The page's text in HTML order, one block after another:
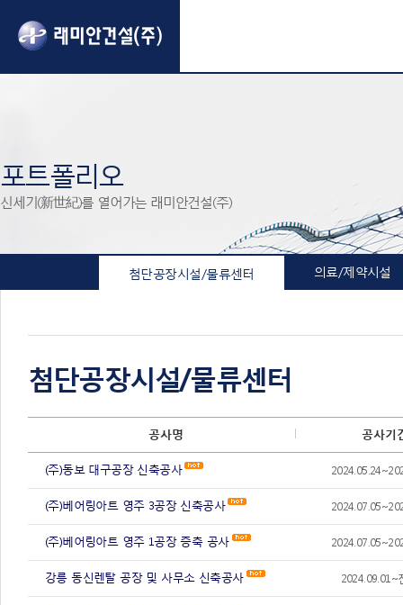
포트폴리오
신세기(新世紀)를 열어가는 래미안건설(주)
첨단공장시설/물류센터 의료/제약시설
첨단공장시설/물류센터
공사명 공사기
(주)동보 대구공장 신축공사
(주)베어링아트 영주 3공장 신축공사
(주)베어링아트 영주 1공장 증축 공사
강릉 동신렌탈 공장 및 사무소 신축공사 2024.09.01~